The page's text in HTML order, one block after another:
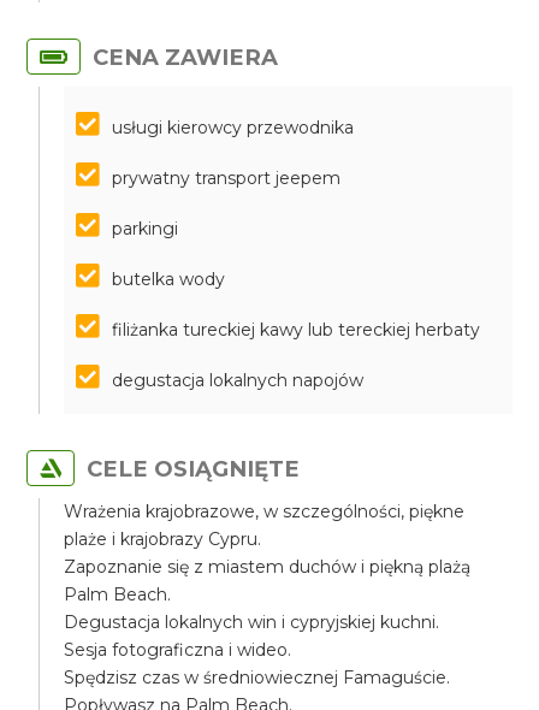
CENA ZAWIERA
usługi kierowcy przewodnika
prywatny transport jeepem
parkingi
butelka wody
filiżanka tureckiej kawy lub tereckiej herbaty
degustacja lokalnych napojów
CELE OSIĄGNIĘTE
Wrażenia krajobrazowe, w szczególności, piękne
plaże i krajobrazy Cypru.
Zapoznanie się z miastem duchów i piękną plażą
Palm Beach.
Degustacja lokalnych win i cypryjskiej kuchni.
Sesja fotograficzna i wideo.
Spędzisz czas w średniowiecznej Famaguście.
Popływasz na Palm Beach.